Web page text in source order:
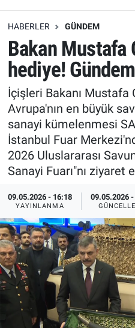
HABERLER GÜNDEM
Bakan
hediye!
İçişleri Bakanı Mustafa
Avrupa'nın en büyük
sanayi kümelenmesi
İstanbul Fuar
2026 Uluslararası
Sanayi Fuarı"nı ziyaret
09.05.2026 - 16:18
YAYINLANMA
09.05.2026
Erişim Bilgileri
Ekonomi
Trend
Özel Haberler
Yazarlar
Erişim Bilgileri
Spor
Ekonomi
Dünya
Medya
Özel Haberler
Kadın
Erişim Bilgileri
Sağlık
Teknoloji
Erişim Bilgileri
Tüm Manşetler
Son Dakika Haberleri
Haber Arşivi